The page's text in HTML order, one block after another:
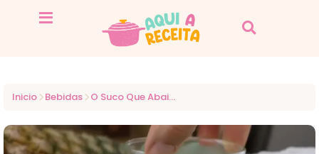
Inicio Bebidas O Suco Que Abaixa A Glicemia E Ajuda A Perder Peso! Conheça O Suco De Melão De São Caetano